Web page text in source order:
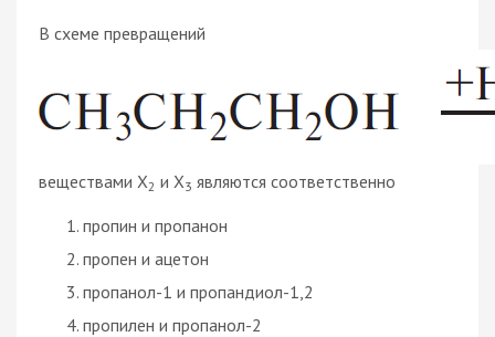
В схеме превращений
веществами X2 и X3 являются соответственно
пропин и пропанон
пропен и ацетон
пропанол-1 и пропандиол-1,2
пропилен и пропанол-2